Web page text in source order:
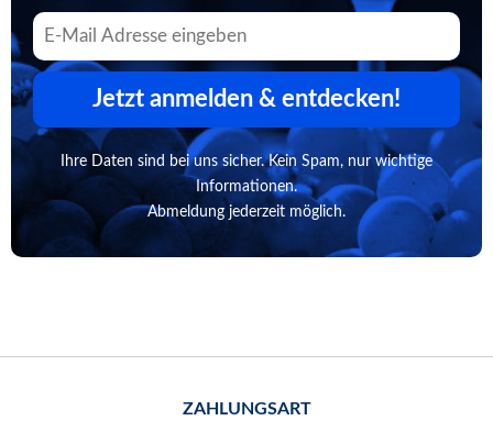
Jetzt anmelden & entdecken!
Ihre Daten sind bei uns sicher. Kein Spam, nur wichtige
Informationen.
Abmeldung jederzeit möglich.
ZAHLUNGSART